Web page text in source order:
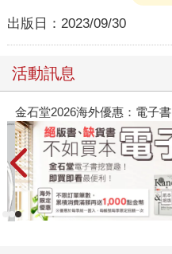
出版日： 2023/09/30
活動訊息
金石堂2026海外優惠：電子書